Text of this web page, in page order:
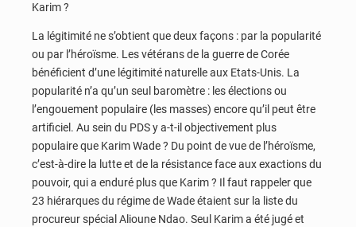
Karim ?
La légitimité ne s’obtient que deux façons : par la popularité
ou par l’héroïsme. Les vétérans de la guerre de Corée
bénéficient d’une légitimité naturelle aux Etats-Unis. La
popularité n’a qu’un seul baromètre : les élections ou
l’engouement populaire (les masses) encore qu’il peut être
artificiel. Au sein du PDS y a-t-il objectivement plus
populaire que Karim Wade ? Du point de vue de l’héroïsme,
c’est-à-dire la lutte et de la résistance face aux exactions du
pouvoir, qui a enduré plus que Karim ? Il faut rappeler que
23 hiérarques du régime de Wade étaient sur la liste du
procureur spécial Alioune Ndao. Seul Karim a été jugé et